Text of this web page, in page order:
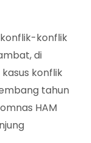
konflik
di
konflik
tahun
HAM